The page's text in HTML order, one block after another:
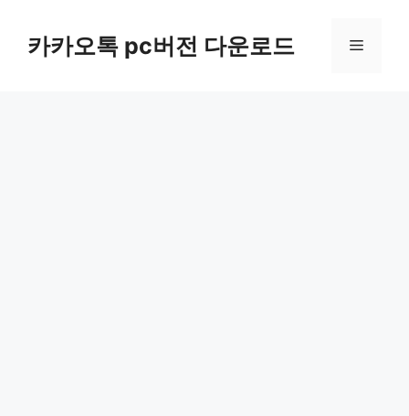
카카오톡 pc버전 다운로드 메